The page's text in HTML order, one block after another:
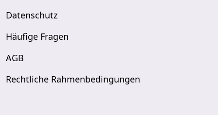
Datenschutz
Häufige Fragen
AGB
Rechtliche Rahmenbedingungen